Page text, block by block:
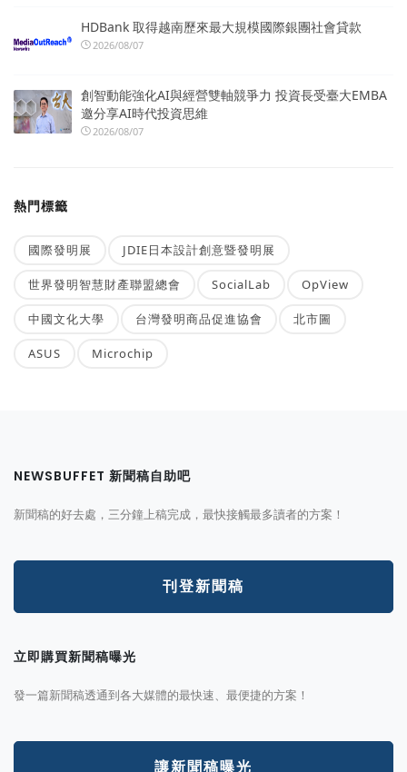
HDBank 取得越南歷來最大規模國際銀團社會貸款
2026/08/07
創智動能強化AI與經營雙軸競爭力 投資長受臺大EMBA
邀分享AI時代投資思維
2026/08/07
熱門標籤
國際發明展 JDIE日本設計創意暨發明展
世界發明智慧財產聯盟總會 SocialLab OpView
中國文化大學 台灣發明商品促進協會 北市圖
ASUS Microchip
NEWSBUFFET 新聞稿自助吧
新聞稿的好去處，三分鐘上稿完成，最快接觸最多讀者的方案！
刊登新聞稿
立即購買新聞稿曝光
發一篇新聞稿透通到各大媒體的最快速、最便捷的方案！
讓新聞稿曝光